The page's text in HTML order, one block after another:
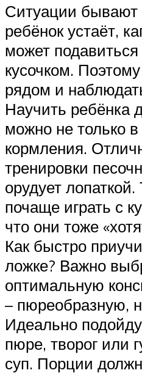
Ситуации бывают
ребёнок устаёт,
может
кусочком.
рядом и
Научить ребёнка
можно не только
кормления.
тренировки
орудует
почаще играть с
что они тоже
Как быстро
ложке? Важно
оптимальную
– пюреобразную,
Идеально
пюре, творог или
суп. Порции